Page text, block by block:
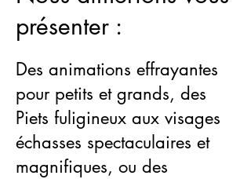
présenter :
Des animations effrayantes
pour petits et grands, des
Piets fuligineux aux visages
échasses spectaculaires et
magnifiques, ou des